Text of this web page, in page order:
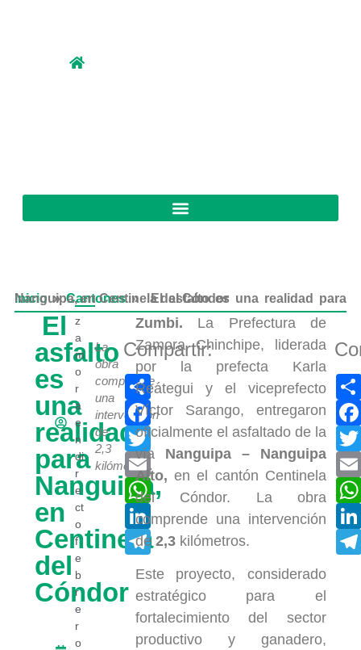
Inicio»Cantones»
El asfalto es una realidad para Nanguipa, en Centinela del Cóndor
El
asfalto
es
una
realidad
para
Nanguipa,
en
Centinela
del
Cóndor
z
a
m
o
r
a
e
n
di
r
e
ct
o
f
e
b
r
e
r
o
La
obra
comprende
una
intervención
de
2,3
kilómetros.
Compartir:
Compartir
Facebook
Twitter
Email
WhatsApp
LinkedIn
Telegram
Zumbi. La Prefectura de
Zamora Chinchipe, liderada
por la prefecta Karla
Reátegui y el viceprefecto
Víctor Sarango, entregaron
oficialmente el asfaltado de la
vía Nanguipa – Nanguipa
Alto, en el cantón Centinela
del Cóndor. La obra
comprende una intervención
de 2,3kilómetros.
Este proyecto, considerado
estratégico para el
fortalecimiento del sector
productivo y ganadero,